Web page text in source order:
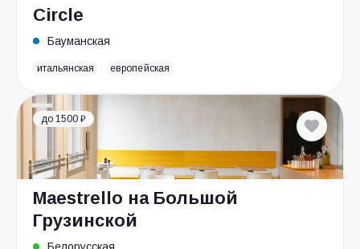
Circle
Бауманская
итальянская европейская
до 1500 ₽
Maestrello на Большой
Грузинской
Белорусская